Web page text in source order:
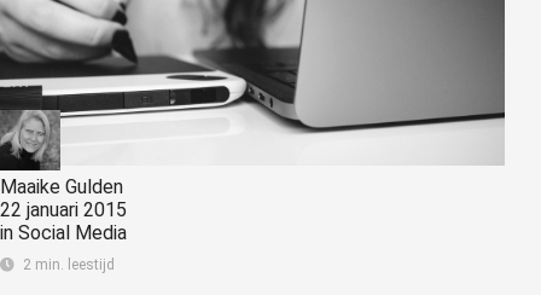
Maaike Gulden
22 januari 2015
in Social Media
2 min. leestijd